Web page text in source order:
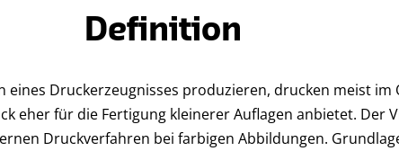
Definition
eines Druckerzeugnisses produzieren, drucken meist
eher für die Fertigung kleinerer Auflagen anbietet. Der
Druckverfahren bei farbigen Abbildungen.